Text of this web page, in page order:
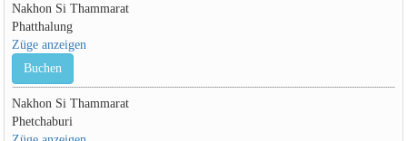
Nakhon Si Thammarat
Phatthalung
Züge anzeigen
Buchen
Nakhon Si Thammarat
Phetchaburi